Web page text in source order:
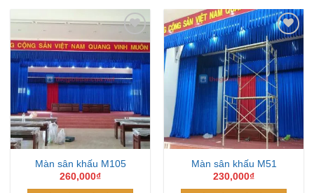
Add to
Wishlist
Màn sân khấu M105
260,000₫
Add to
Wishlist
Màn sân khấu M51
230,000₫